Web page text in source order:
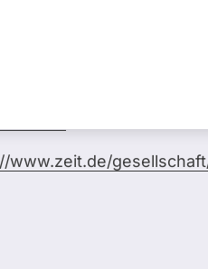
geehrter Herr MdB
- i.R.d.
www.spiegel.de/politik/
www.zeit.de/